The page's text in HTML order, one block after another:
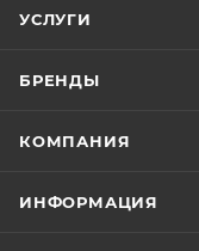
УСЛУГИ
БРЕНДЫ
КОМПАНИЯ
ИНФОРМАЦИЯ